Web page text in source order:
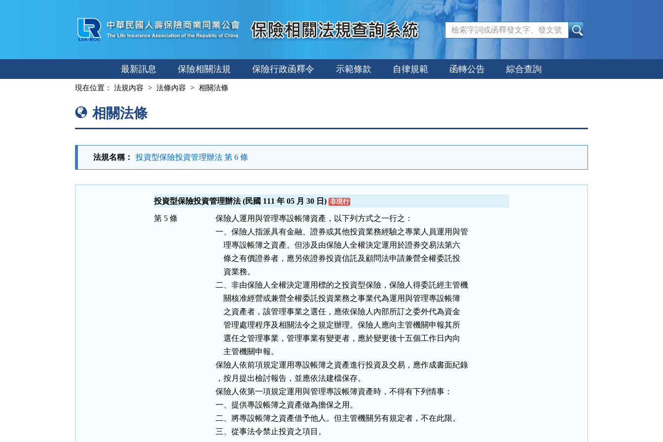
容
最新訊息 保險相關法規 保險行政函釋令 示範條款 自律規範 函轉公告 綜合查詢
現在位置： 法規內容 法條內容 相關法條
相關法條
法規名稱： 投資型保險投資管理辦法 第 6 條
投資型保險投資管理辦法 (民國 111 年 05 月 30 日) 非現行
第 5 條
保險人運用與管理專設帳簿資產，以下列方式之一行之：
一、保險人指派具有金融、證券或其他投資業務經驗之專業人員運用與管
    理專設帳簿之資產。但涉及由保險人全權決定運用於證券交易法第六
    條之有價證券者，應另依證券投資信託及顧問法申請兼營全權委託投
    資業務。
二、非由保險人全權決定運用標的之投資型保險，保險人得委託經主管機
    關核准經營或兼營全權委託投資業務之事業代為運用與管理專設帳簿
    之資產者，該管理事業之選任，應依保險人內部所訂之委外代為資金
    管理處理程序及相關法令之規定辦理。保險人應向主管機關申報其所
    選任之管理事業，管理事業有變更者，應於變更後十五個工作日內向
    主管機關申報。
保險人依前項規定運用專設帳簿之資產進行投資及交易，應作成書面紀錄
，按月提出檢討報告，並應依法建檔保存。
保險人依第一項規定運用與管理專設帳簿資產時，不得有下列情事：
一、提供專設帳簿之資產做為擔保之用。
二、將專設帳簿之資產借予他人。但主管機關另有規定者，不在此限。
三、從事法令禁止投資之項目。